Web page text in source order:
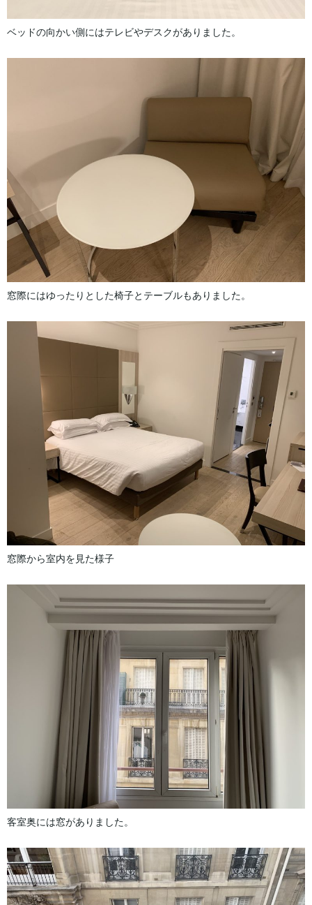
ベッドの向かい側にはテレビやデスクがありました。
窓際にはゆったりとした椅子とテーブルもありました。
窓際から室内を見た様子
客室奥には窓がありました。